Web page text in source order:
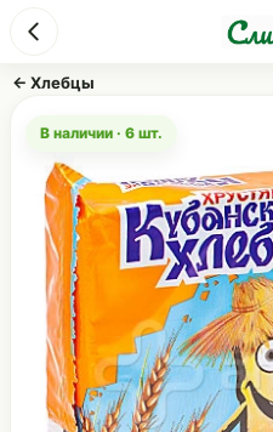
← Хлебцы
В наличии · 6 шт.